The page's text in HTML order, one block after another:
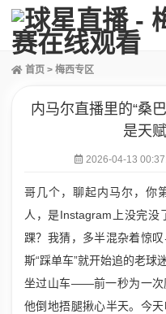
首页 > 梅西专区
内马尔直播里的“桑
是天
2026-04-13
哥几个，聊起内马尔，你
人，是Instagram上没完没
踝？我猜，多半混杂着惊
斯“踩单车”就开始追的老球
坐过山车——前一秒为一次
他倒地捂腿揪心半天。今